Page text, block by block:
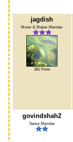
jagdish
Mover & Shaker Member
381 Posts
govindshah2
Senior Member